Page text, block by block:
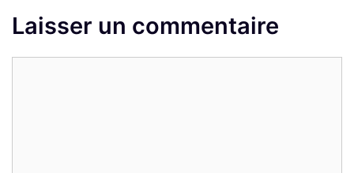
Laisser un commentaire